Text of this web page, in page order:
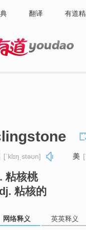
翻译 有道
[ˈklɪŋˌstəʊn] 美
粘核桃
粘核的
网络释义 英英释义